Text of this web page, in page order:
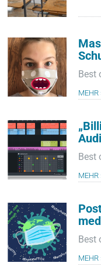
Best
MEHR
Best
MEHR
Best
MEHR